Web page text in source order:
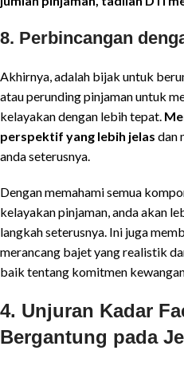
8. Perbincangan
Akhirnya, adalah bijak untuk
atau perunding pinjaman untuk
kelayakan dengan lebih tepat.
perspektif yang lebih jelas dan
anda seterusnya.
Dengan memahami semua
kelayakan pinjaman, anda akan
langkah seterusnya. Ini juga
merancang bajet yang realistik
baik tentang komitmen kewangan
4. Unjuran Kadar
Bergantung pada